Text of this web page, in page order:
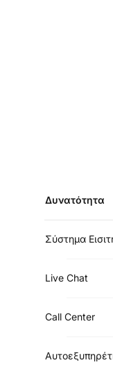
Δυνατότητα
Σύστημα
Live Chat
Call Center